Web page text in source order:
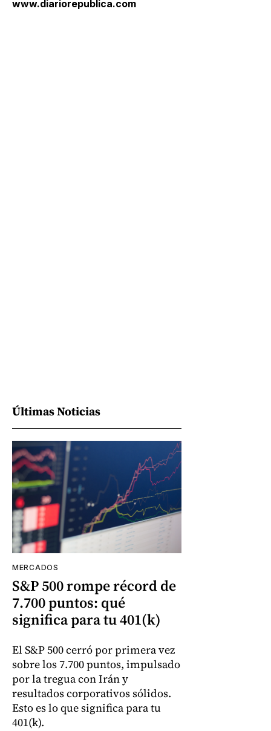
www.diariorepublica.com
Últimas Noticias
MERCADOS
S&P 500 rompe récord de
7.700 puntos: qué
significa para tu 401(k)
El S&P 500 cerró por primera vez
sobre los 7.700 puntos, impulsado
por la tregua con Irán y
resultados corporativos sólidos.
Esto es lo que significa para tu
401(k).